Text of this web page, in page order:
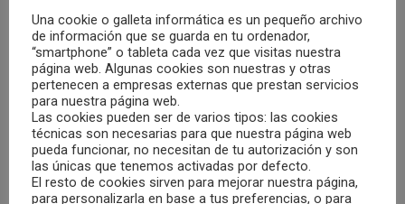
El pasado 22 de abril se celebró la última reunión del grupo
de Neuropsicología del COPCLM, coordinada por el vocal
de Junta de Gobierno Víctor Aragón.
En el encuentro se trataron los siguientes temas:
Importancia de la divulgación en Neuropsicología en
medios de comunicación, concretamente en la sección
del COPCLM de los sábados por la mañana en Radio
Una cookie o galleta informática es un pequeño archivo
de información que se guarda en tu ordenador,
“smartphone” o tableta cada vez que visitas nuestra
página web. Algunas cookies son nuestras y otras
pertenecen a empresas externas que prestan servicios
para nuestra página web.
Las cookies pueden ser de varios tipos: las cookies
técnicas son necesarias para que nuestra página web
pueda funcionar, no necesitan de tu autorización y son
las únicas que tenemos activadas por defecto.
El resto de cookies sirven para mejorar nuestra página,
para personalizarla en base a tus preferencias, o para